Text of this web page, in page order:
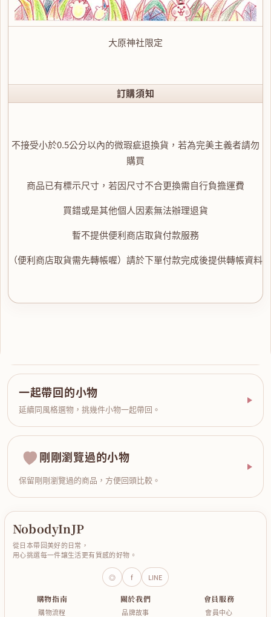
大原神社限定
訂購須知
不接受小於0.5公分以內的微瑕疵退換貨，若為完美主義者請勿
購買
商品已有標示尺寸，若因尺寸不合更換需自行負擔運費
買錯或是其他個人因素無法辦理退貨
暫不提供便利商店取貨付款服務
（便利商店取貨需先轉帳喔）請於下單付款完成後提供轉帳資料
一起帶回的小物
延續同風格選物，挑幾件小物一起帶回。
剛剛瀏覽過的小物
保留剛剛瀏覽過的商品，方便回頭比較。
NobodyInJP
從日本帶回美好的日常，
用心挑選每一件讓生活更有質感的好物。
◎ f LINE
購物指南
購物流程
關於我們
品牌故事
會員服務
會員中心